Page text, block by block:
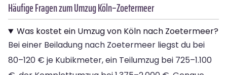
Häufige Fragen zum Umzug Köln–Zoetermeer
Was kostet ein Umzug von Köln nach Zoetermeer?
Bei einer Beiladung nach Zoetermeer liegst du bei
80–120 € je Kubikmeter, ein Teilumzug bei 725–1.100